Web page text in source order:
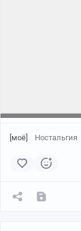
[моё] Ностальгия